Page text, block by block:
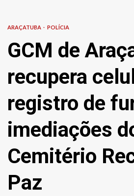
ARAÇATUBA POLÍCIA
GCM de
recupera
registro de
imediações
Cemitério
Paz